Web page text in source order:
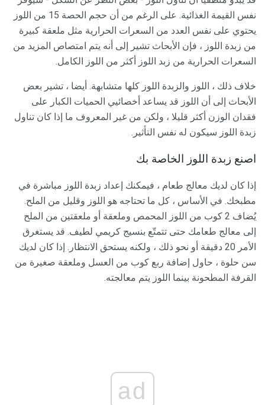
نفس القيمة الغذائية. على الرغم من أن حجم الحصة 15 من اللوز
يحتوي على نفس العدد من السعرات الحرارية مثل ملعقة كبيرة
من زبدة اللوز ، فإن الأبحاث تشير إلى أنه يتم امتصاص المزيد من
السعرات الحرارية من زبد اللوز أكثر من اللوز الكامل.
خلاف ذلك ، اللوز والزبدة اللوز كلها متشابهة. أيضا ، تشير بعض
الأبحاث إلى أن اللوز قد يساعد أخصائيي الحميات الكبار على
فقدان الوزن أكثر قليلا ، ولكن من غير المعروف ما إذا كان تناول
زبدة اللوز سيكون له نفس التأثير.
اصنع زبدة اللوز الخاصة بك
إذا كان لديك معالج طعام ، فيمكنك إعداد زبدة اللوز مباشرة في
مطبخك. في الأساس ، كل ما تحتاجه هو اللوز وقليل من الملح.
يُضاف 2 كوب من اللوز المحمص وملعقة أو ملعقتين من الملح
إلى معالج طعامك حتى تتمتّع بنسيج كريمي لطيف. قد يستغرق
الأمر 20 دقيقة أو نحو ذلك ، ولكنه يستحق الانتظار. إذا كان لديك
سن حلوة ، حاول إضافة ربع كوب من العسل وملعقة صغيرة من
القرفة المطحونة بينما اللوز يتم معالجته.
ad